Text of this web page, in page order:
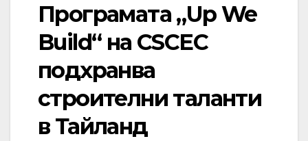
Програмата „Up We
Build“ на CSCEC
подхранва
строителни таланти
в Тайланд